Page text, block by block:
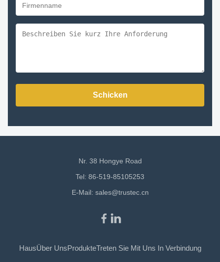
Schicken
Nr. 38 Hongye Road
Tel: 86-519-85105253
E-Mail: sales@trustec.cn
HausÜber UnsProdukteTreten Sie Mit Uns In Verbindung